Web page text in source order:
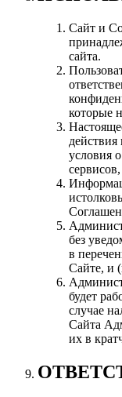
Сайт и
сайта.
которые
условия
без
в
Сайте, и
будет
случае
Сайта
их в